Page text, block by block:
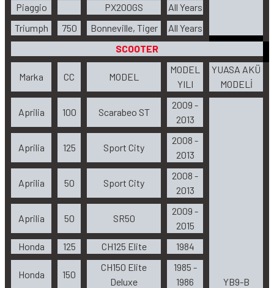
Piaggio
PX200GS
All Years
Triumph
750 Bonneville, Tiger
All Years
SCOOTER
Marka CC MODEL
MODEL
YILI
YUASA AKÜ
MODELİ
Aprilia 100 Scarabeo ST
2009 -
2013
YB9-B
Aprilia 125 Sport City
2008 -
2013
Aprilia 50 Sport City
2008 -
2013
Aprilia 50 SR50
2009 -
2015
Honda
125 CH125 Elite 1984
Honda 150
CH150 Elite
Deluxe
1985 -
1986